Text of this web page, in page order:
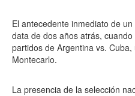
El antecedente inmediato de
data de dos años atrás,
partidos de Argentina vs.
Montecarlo.
La presencia de la selección